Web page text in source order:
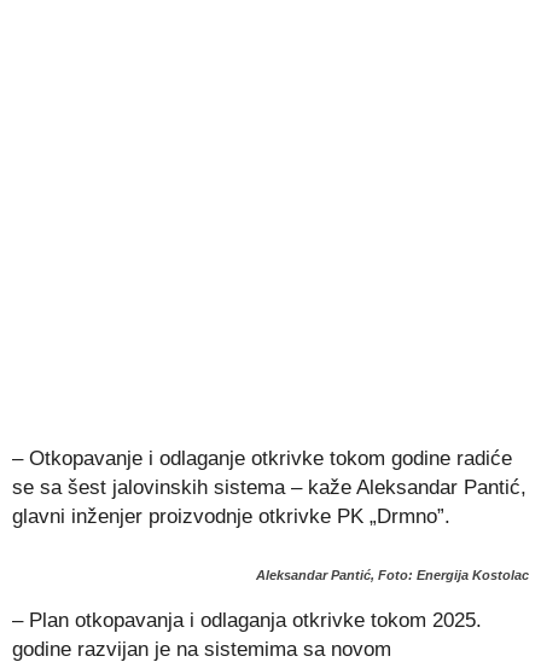
– Otkopavanje i odlaganje otkrivke tokom godine radiće
se sa šest jalovinskih sistema – kaže Aleksandar Pantić,
glavni inženjer proizvodnje otkrivke PK „Drmno”.
Aleksandar Pantić, Foto: Energija Kostolac
– Plan otkopavanja i odlaganja otkrivke tokom 2025.
godine razvijan je na sistemima sa novom